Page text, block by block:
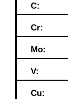
C:
Cr:
Mo:
V:
Cu: